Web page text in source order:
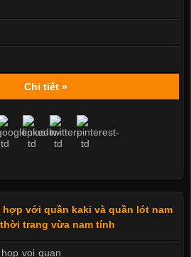
Chi tiết »
với quần kaki và quần lót nam
trang vừa nam tính